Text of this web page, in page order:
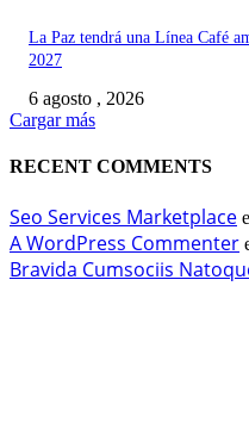
La Paz tendrá una Línea Café
2027
6 agosto , 2026
Cargar más
RECENT COMMENTS
Seo Services Marketplace
A WordPress Commenter
Bravida Cumsociis